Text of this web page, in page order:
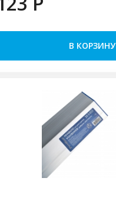
В КОРЗИНУ